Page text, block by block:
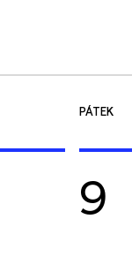
PÁTEK
9